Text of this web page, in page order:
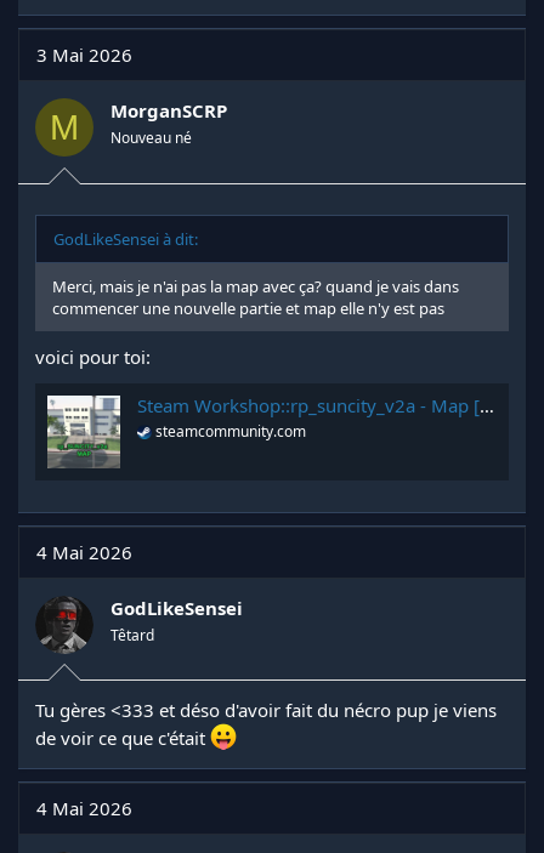
3 Mai 2026
M MorganSCRP
Nouveau né
GodLikeSensei à dit:
Merci, mais je n'ai pas la map avec ça? quand je vais dans
commencer une nouvelle partie et map elle n'y est pas
voici pour toi:
Steam Workshop::rp_suncity_v2a - Map [REUPLOAD / CLEAN]
steamcommunity.com
4 Mai 2026
GodLikeSensei
Têtard
Tu gères <333 et déso d'avoir fait du nécro pup je viens
de voir ce que c'était
4 Mai 2026